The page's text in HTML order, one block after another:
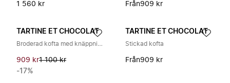
1 560 kr Från909 kr
TARTINE ET CHOCOLAT
Broderad kofta med knäppning fram
909 kr1 100 kr
-17%
TARTINE ET CHOCOLAT
Stickad kofta
Från909 kr